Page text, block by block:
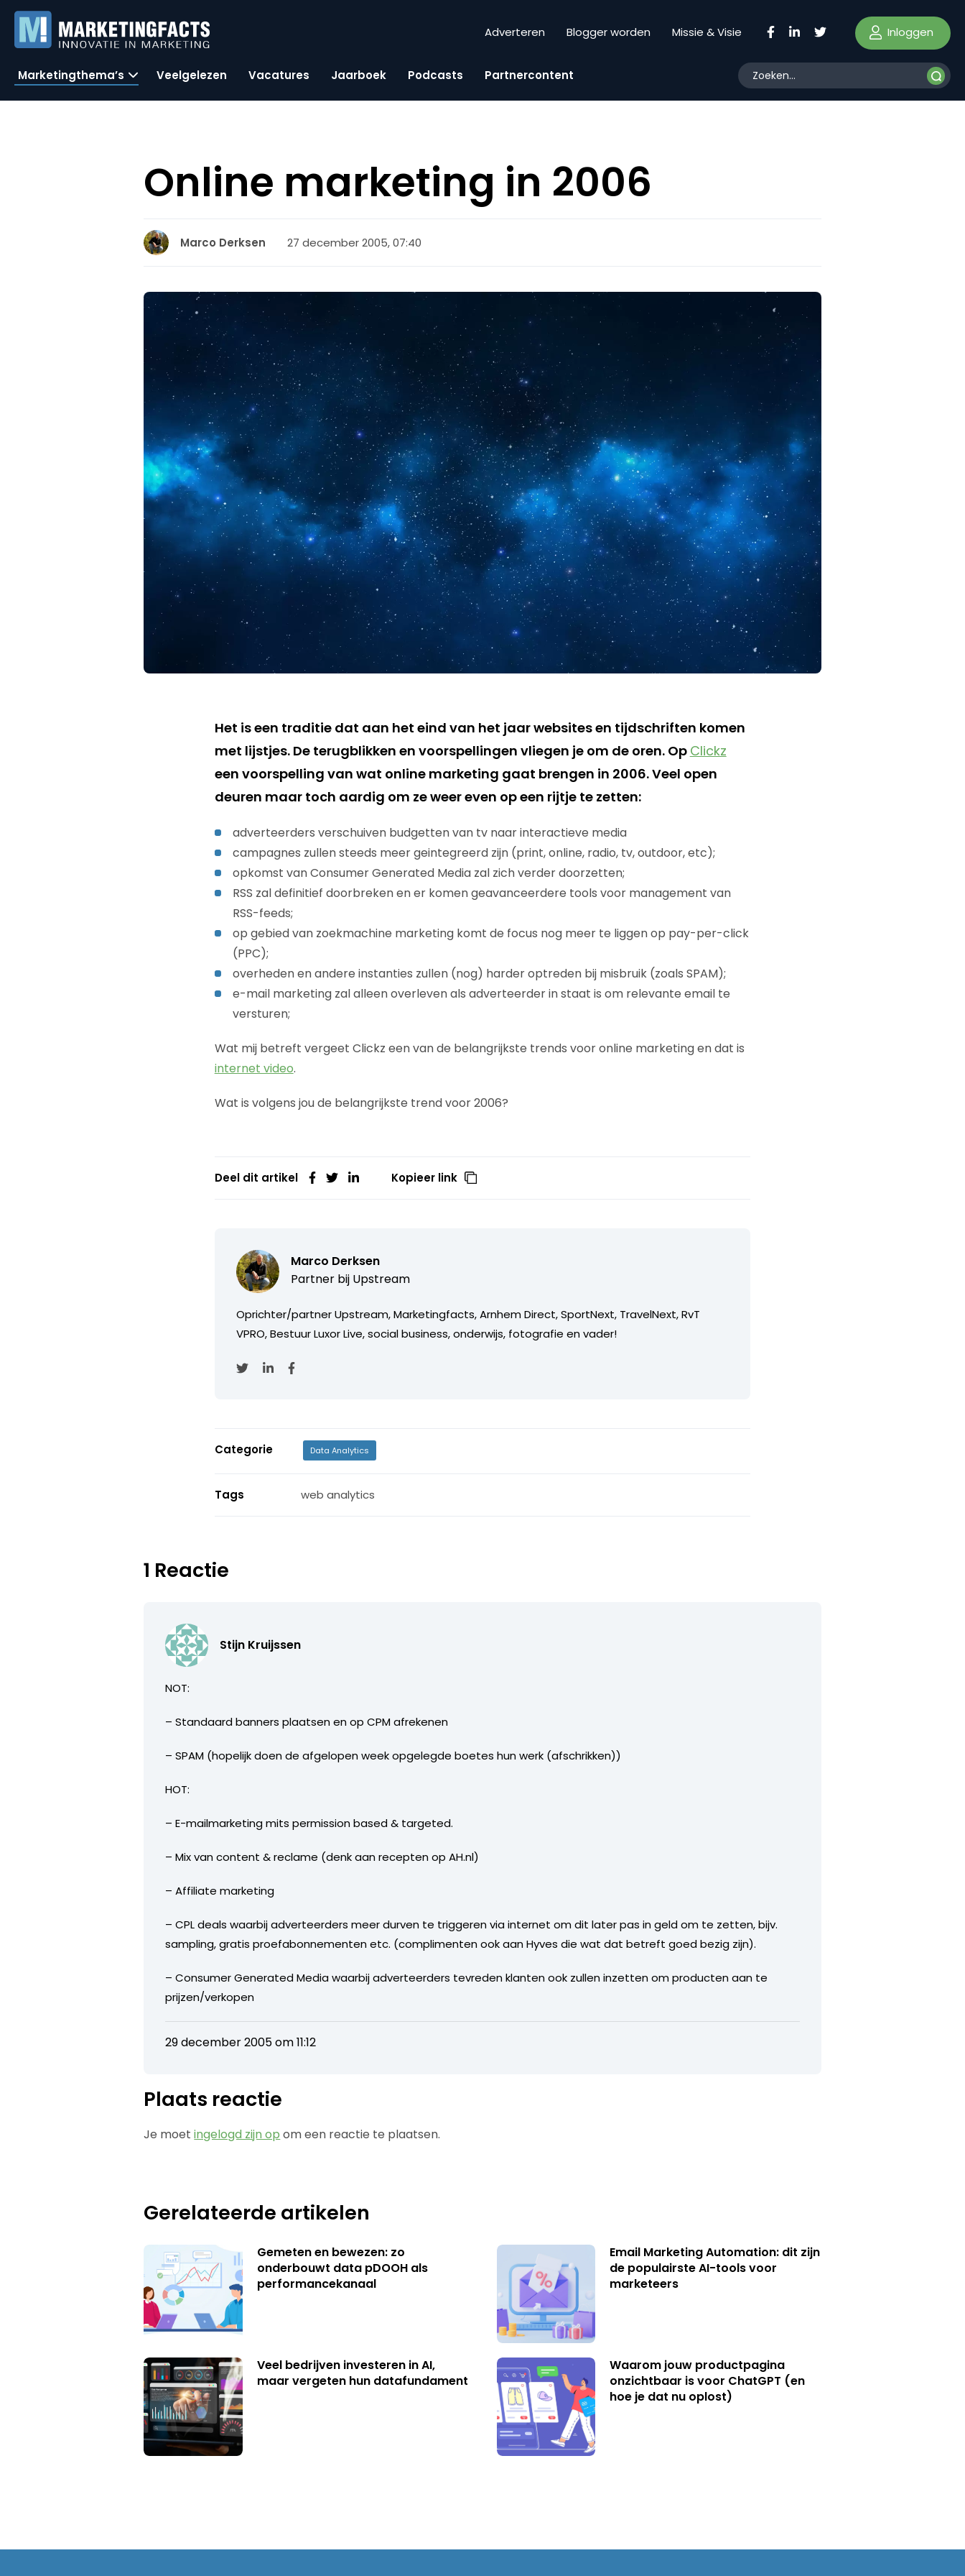
Adverteren Blogger worden Missie & Visie Inloggen
Marketingthema’s Veelgelezen Vacatures Jaarboek Podcasts Partnercontent
Online marketing in 2006
Marco Derksen 27 december 2005, 07:40
Het is een traditie dat aan het eind van het jaar websites en tijdschriften komen
met lijstjes. De terugblikken en voorspellingen vliegen je om de oren. Op Clickz
een voorspelling van wat online marketing gaat brengen in 2006. Veel open
deuren maar toch aardig om ze weer even op een rijtje te zetten:
adverteerders verschuiven budgetten van tv naar interactieve media
campagnes zullen steeds meer geintegreerd zijn (print, online, radio, tv, outdoor, etc);
opkomst van Consumer Generated Media zal zich verder doorzetten;
RSS zal definitief doorbreken en er komen geavanceerdere tools voor management van
RSS-feeds;
op gebied van zoekmachine marketing komt de focus nog meer te liggen op pay-per-click
(PPC);
overheden en andere instanties zullen (nog) harder optreden bij misbruik (zoals SPAM);
e-mail marketing zal alleen overleven als adverteerder in staat is om relevante email te
versturen;
Wat mij betreft vergeet Clickz een van de belangrijkste trends voor online marketing en dat is
internet video.
Wat is volgens jou de belangrijkste trend voor 2006?
Deel dit artikel Kopieer link
Marco Derksen
Partner bij Upstream
Oprichter/partner Upstream, Marketingfacts, Arnhem Direct, SportNext, TravelNext, RvT
VPRO, Bestuur Luxor Live, social business, onderwijs, fotografie en vader!
Categorie Data Analytics
Tags web analytics
1 Reactie
Stijn Kruijssen
NOT:
– Standaard banners plaatsen en op CPM afrekenen
– SPAM (hopelijk doen de afgelopen week opgelegde boetes hun werk (afschrikken))
HOT:
– E-mailmarketing mits permission based & targeted.
– Mix van content & reclame (denk aan recepten op AH.nl)
– Affiliate marketing
– CPL deals waarbij adverteerders meer durven te triggeren via internet om dit later pas in geld om te zetten, bijv.
sampling, gratis proefabonnementen etc. (complimenten ook aan Hyves die wat dat betreft goed bezig zijn).
– Consumer Generated Media waarbij adverteerders tevreden klanten ook zullen inzetten om producten aan te
prijzen/verkopen
29 december 2005 om 11:12
Plaats reactie
Je moetingelogd zijn op om een reactie te plaatsen.
Gerelateerde artikelen
Gemeten en bewezen: zo
onderbouwt data pDOOH als
performancekanaal
Email Marketing Automation: dit zijn
de populairste AI-tools voor
marketeers
Veel bedrijven investeren in AI,
maar vergeten hun datafundament
Waarom jouw productpagina
onzichtbaar is voor ChatGPT (en
hoe je dat nu oplost)